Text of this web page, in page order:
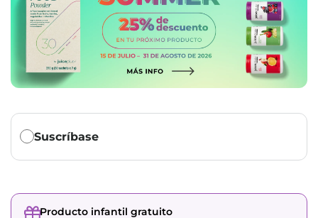
e
ñ
a
s
Translation missing:
Suscríbase
Producto infantil gratuito